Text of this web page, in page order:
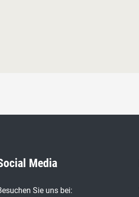
Media
Sie uns bei: